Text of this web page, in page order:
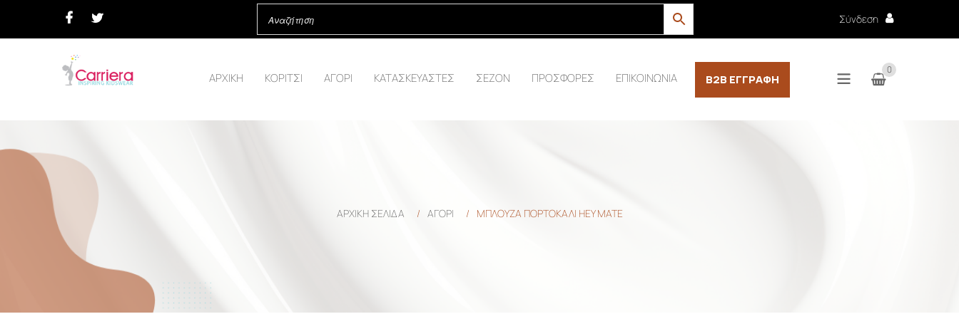
Σύνδεση
ΑΡΧΙΚΗ ΚΟΡΙΤΣΙ ΑΓΟΡΙ ΚΑΤΑΣΚΕΥΑΣΤΕΣ ΣΕΖΟΝ ΠΡΟΣΦΟΡΕΣ ΕΠΙΚΟΙΝΩΝΙΑ B2B ΕΓΓΡΑΦΉ
0
ΑΡΧΙΚΉ ΣΕΛΊΔΑ / ΑΓΟΡΙ / ΜΠΛΟΥΖΑ ΠΟΡΤΟΚΑΛΙ HEY MATE